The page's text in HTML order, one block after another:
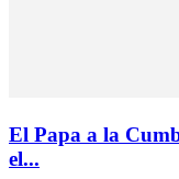
El Papa a la
el...